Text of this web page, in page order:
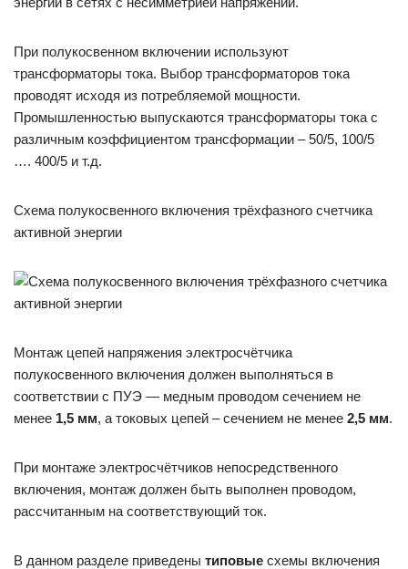
При полукосвенном включении используют
трансформаторы тока. Выбор трансформаторов тока
проводят исходя из потребляемой мощности.
Промышленностью выпускаются трансформаторы тока с
различным коэффициентом трансформации – 50/5, 100/5
…. 400/5 и т.д.
Схема полукосвенного включения трёхфазного счетчика
активной энергии
Монтаж цепей напряжения электросчётчика
полукосвенного включения должен выполняться в
соответствии с ПУЭ — медным проводом сечением не
менее 1,5 мм, а токовых цепей – сечением не менее 2,5 мм.
При монтаже электросчётчиков непосредственного
включения, монтаж должен быть выполнен проводом,
рассчитанным на соответствующий ток.
В данном разделе приведены типовые схемы включения